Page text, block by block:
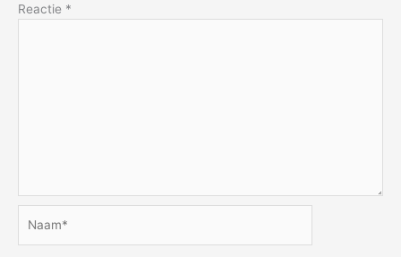
Reactie *